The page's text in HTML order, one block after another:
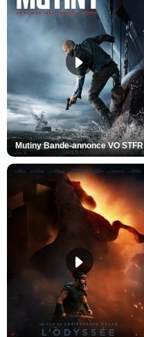
Mutiny Bande-annonce VO STFR